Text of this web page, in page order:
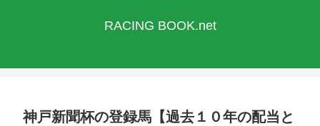
RACING BOOK.net
神戸新聞杯の登録馬【過去１０年の配当と